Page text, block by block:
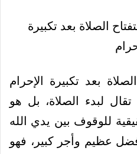
بعد تكبيرة الإحرام
لبدء الصلاة، بل هو
للوقوف بين يدي الله
عظيم وأجر كبير، فهو